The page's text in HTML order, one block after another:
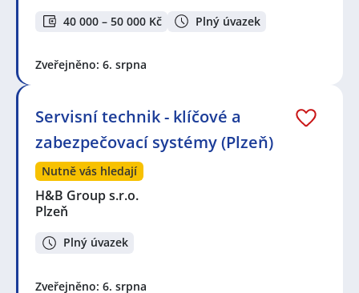
40 000 – 50 000 Kč Plný úvazek
Zveřejněno: 6. srpna
Servisní technik - klíčové a
zabezpečovací systémy (Plzeň)
Nutně vás hledají
H&B Group s.r.o.
Plzeň
Plný úvazek
Zveřejněno: 6. srpna